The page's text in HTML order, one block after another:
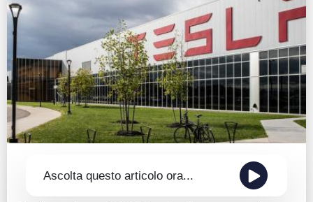
Ascolta questo articolo ora...